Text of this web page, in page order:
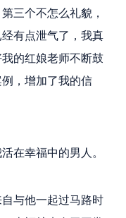
三个不怎么礼貌，
经有点泄气了，我真
的红娘老师不断鼓
，增加了我的信
在幸福中的男人。
与他一起过马路时